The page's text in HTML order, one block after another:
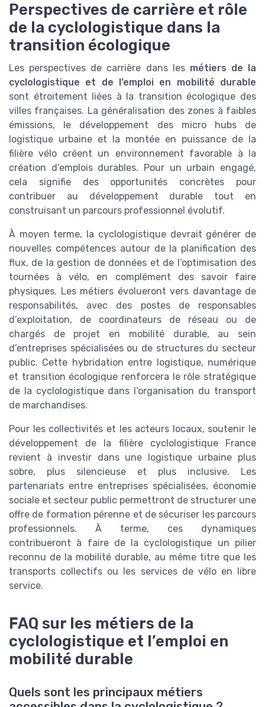
Perspectives de carrière et rôle
de la cyclologistique dans la
transition écologique
Les perspectives de carrière dans les métiers de la
cyclologistique et de l’emploi en mobilité durable
sont étroitement liées à la transition écologique des
villes françaises. La généralisation des zones à faibles
émissions, le développement des micro hubs de
logistique urbaine et la montée en puissance de la
filière vélo créent un environnement favorable à la
création d’emplois durables. Pour un urbain engagé,
cela signifie des opportunités concrètes pour
contribuer au développement durable tout en
construisant un parcours professionnel évolutif.
À moyen terme, la cyclologistique devrait générer de
nouvelles compétences autour de la planification des
flux, de la gestion de données et de l’optimisation des
tournées à vélo, en complément des savoir faire
physiques. Les métiers évolueront vers davantage de
responsabilités, avec des postes de responsables
d’exploitation, de coordinateurs de réseau ou de
chargés de projet en mobilité durable, au sein
d’entreprises spécialisées ou de structures du secteur
public. Cette hybridation entre logistique, numérique
et transition écologique renforcera le rôle stratégique
de la cyclologistique dans l’organisation du transport
de marchandises.
Pour les collectivités et les acteurs locaux, soutenir le
développement de la filière cyclologistique France
revient à investir dans une logistique urbaine plus
sobre, plus silencieuse et plus inclusive. Les
partenariats entre entreprises spécialisées, économie
sociale et secteur public permettront de structurer une
offre de formation pérenne et de sécuriser les parcours
professionnels. À terme, ces dynamiques
contribueront à faire de la cyclologistique un pilier
reconnu de la mobilité durable, au même titre que les
transports collectifs ou les services de vélo en libre
service.
FAQ sur les métiers de la
cyclologistique et l’emploi en
mobilité durable
Quels sont les principaux métiers